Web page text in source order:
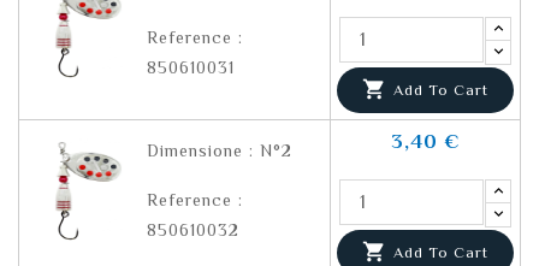
Reference :
850610031
 Add To Cart
Dimensione : N°2
Reference :
850610032
3,40 €
 Add To Cart